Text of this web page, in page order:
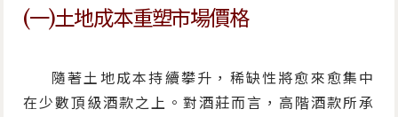
(一)土地成本重塑市場價格
隨著土地成本持續攀升，稀缺性將愈來愈集中
在少數頂級酒款之上。對酒莊而言，高階酒款所承